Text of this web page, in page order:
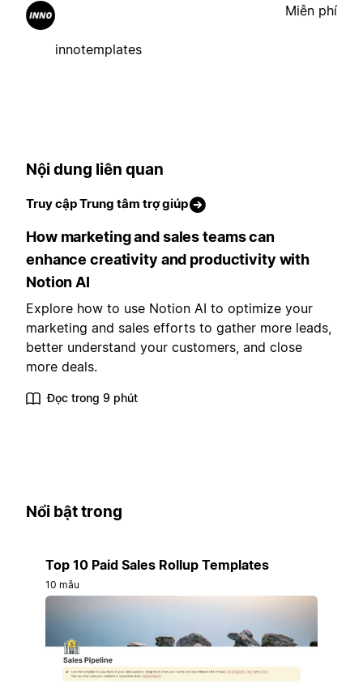
innotemplates
Miễn phí
Nội dung liên quan
Truy cập Trung tâm trợ giúp
How marketing and sales teams can
enhance creativity and productivity with
Notion AI
Explore how to use Notion AI to optimize your
marketing and sales efforts to gather more leads,
better understand your customers, and close
more deals.
Đọc trong 9 phút
Nổi bật trong
Top 10 Paid Sales Rollup Templates
10 mẫu